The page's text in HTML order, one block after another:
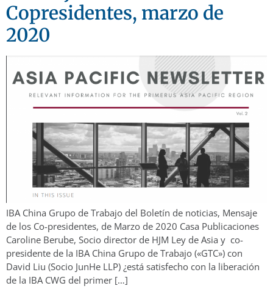
Copresidentes, marzo de
2020
IBA China Grupo de Trabajo del Boletín de noticias, Mensaje
de los Co-presidentes, de Marzo de 2020 Casa Publicaciones
Caroline Berube, Socio director de HJM Ley de Asia y co-
presidente de la IBA China Grupo de Trabajo («GTC») con
David Liu (Socio JunHe LLP) ¿está satisfecho con la liberación
de la IBA CWG del primer […]